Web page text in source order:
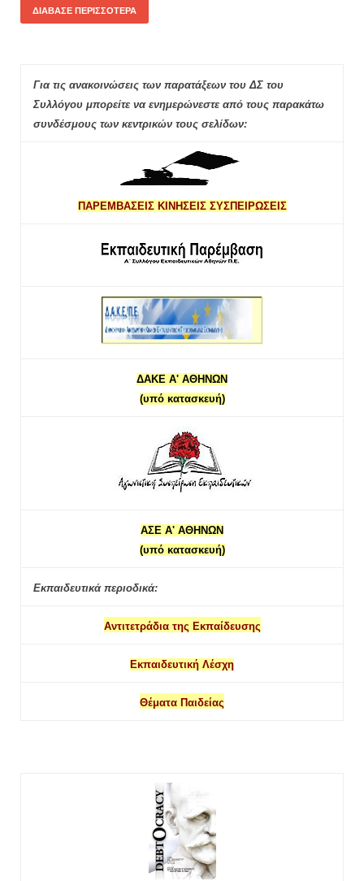
ΔΙΆΒΑΣΕ ΠΕΡΙΣΣΌΤΕΡΑ
Για τις ανακοινώσεις των παρατάξεων του ΔΣ του
Συλλόγου μπορείτε να ενημερώνεστε από τους παρακάτω
συνδέσμους των κεντρικών τους σελίδων:
ΠΑΡΕΜΒΑΣΕΙΣ ΚΙΝΗΣΕΙΣ ΣΥΣΠΕΙΡΩΣΕΙΣ
ΔΑΚΕ Α' ΑΘΗΝΩΝ
(υπό κατασκευή)
ΑΣΕ Α' ΑΘΗΝΩΝ
(υπό κατασκευή)
Εκπαιδευτικά περιοδικά:
Αντιτετράδια της Εκπαίδευσης
Εκπαιδευτική Λέσχη
Θέματα Παιδείας